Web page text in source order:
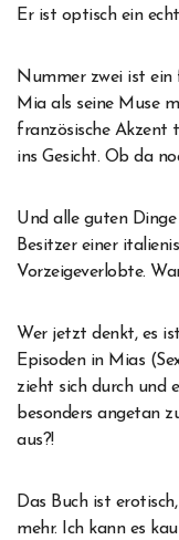
Er ist optisch ein
Nummer zwei ist ein
Mia als seine Muse
französische Akzent
ins Gesicht. Ob da
Und alle guten
Besitzer einer
Vorzeigeverlobte.
Wer jetzt denkt, es
Episoden in Mias
zieht sich durch und
besonders angetan
aus?!
Das Buch ist
mehr. Ich kann es